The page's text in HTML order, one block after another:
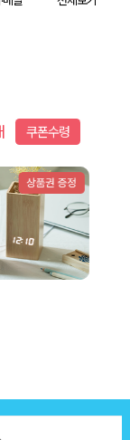
쿠폰수령